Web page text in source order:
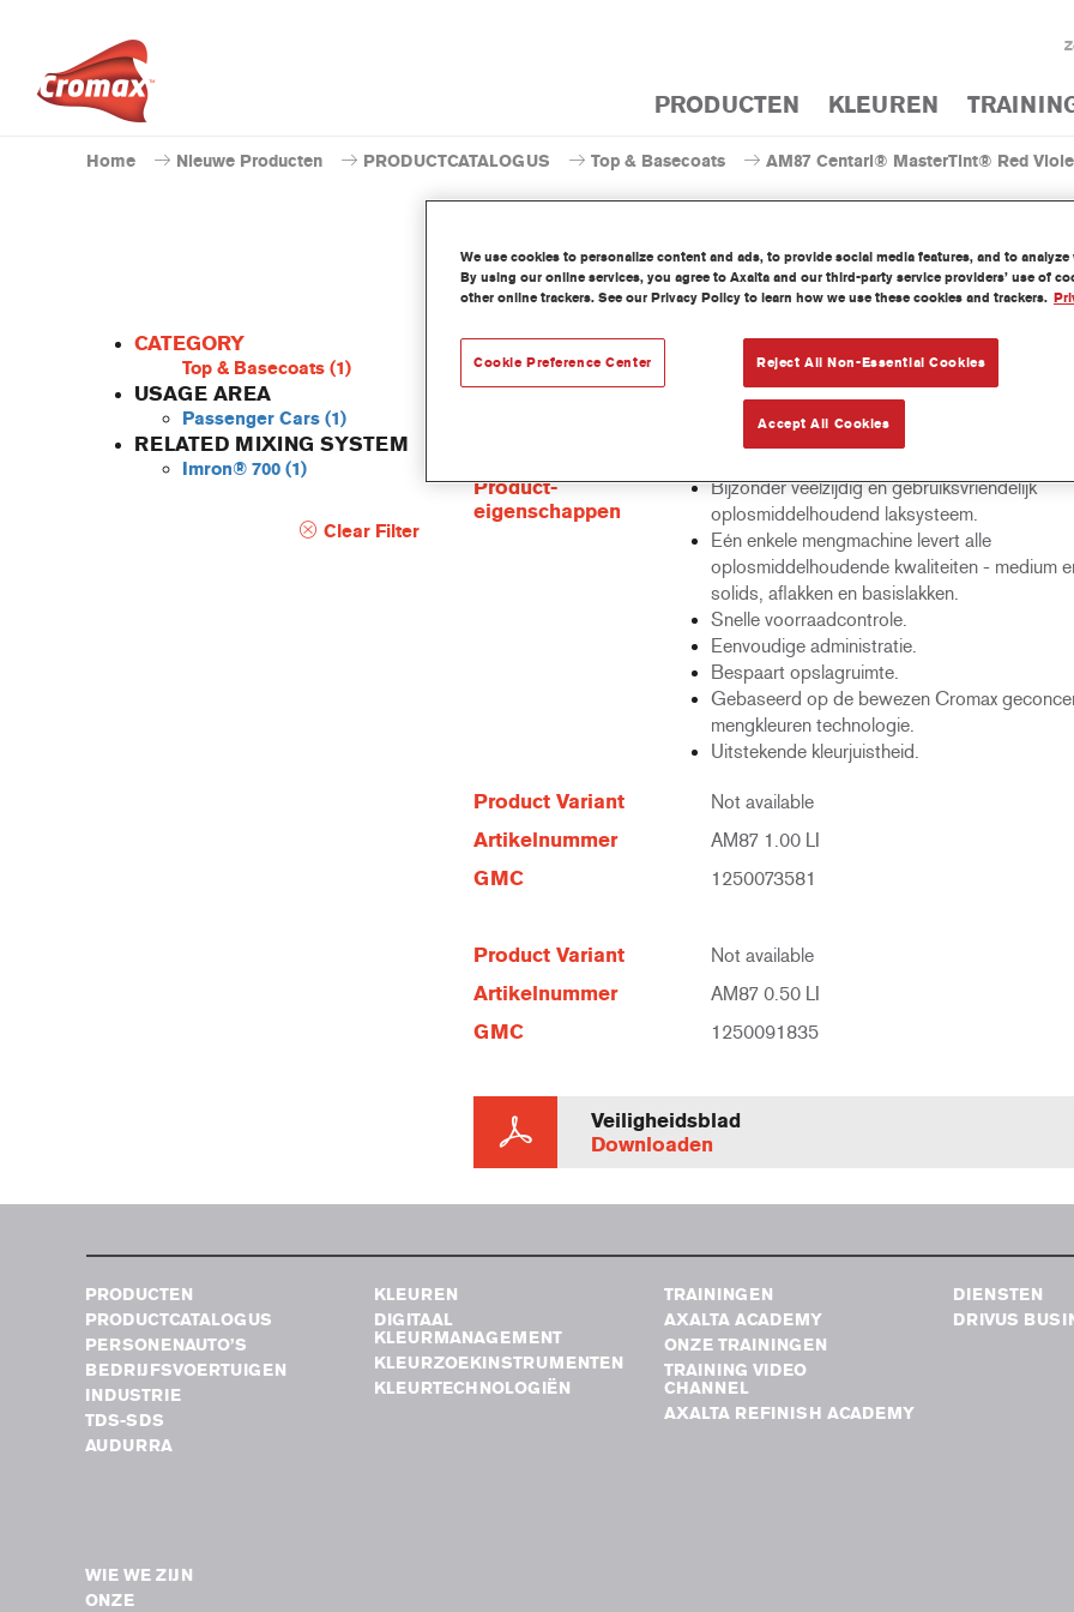
PRODUCTEN KLEUREN
Home Nieuwe Producten PRODUCTCATALOGUS Top & Basecoats AM87 Centari® MasterTint® Red
CATEGORY
Top & Basecoats (1)
USAGE AREA
Passenger Cars (1)
RELATED MIXING SYSTEM
Imron® 700 (1)
Clear Filter
AM87 Centari®
De Centari Mastertint is een geconcentreerde oplosmiddelhoudende
behoort tot het Centari Topcoat en Basecoat gamma.
Product-
eigenschappen
Bijzonder veelzijdig en gebruiksvriendelijk
oplosmiddelhoudend laksysteem.
Eén enkele mengmachine levert alle
oplosmiddelhoudende kwaliteiten - medium
solids, aflakken en basislakken.
Snelle voorraadcontrole.
Eenvoudige administratie.
Bespaart opslagruimte.
Gebaseerd op de bewezen Cromax
mengkleuren technologie.
Uitstekende kleurjuistheid.
Product Variant Not available
Artikelnummer AM87 1.00 LI
GMC 1250073581
Product Variant Not available
Artikelnummer AM87 0.50 LI
GMC 1250091835
Veiligheidsblad
Downloaden
PRODUCTEN
PRODUCTCATALOGUS
PERSONENAUTO’S
BEDRIJFSVOERTUIGEN
INDUSTRIE
TDS-SDS
AUDURRA
KLEUREN
DIGITAAL
KLEURMANAGEMENT
KLEURZOEKINSTRUMENTEN
KLEURTECHNOLOGIËN
TRAININGEN
AXALTA ACADEMY
ONZE TRAININGEN
TRAINING VIDEO
CHANNEL
AXALTA REFINISH ACADEMY
DIENSTEN
DRIVUS
WIE WE ZIJN
ONZE
We use cookies to personalize content and ads, to provide social media features, and to
By using our online services, you agree to Axalta and our third-party service providers’ use of
other online trackers. See our Privacy Policy to learn how we use these cookies and trackers.
Reject All Non-Essential Cookies
Accept All Cookies
Cookie Preference Center